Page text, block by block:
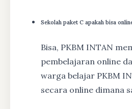
Sekolah paket C apakah bisa
Bisa, PKBM INTAN
pembelajaran online
warga belajar PKBM
secara online dimana